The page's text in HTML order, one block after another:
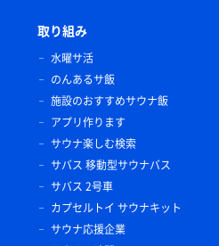
取り組み
水曜サ活
のんあるサ飯
施設のおすすめサウナ飯
アプリ作ります
サウナ楽しむ検索
サバス 移動型サウナバス
サバス 2号車
カプセルトイ サウナキット
サウナ応援企業